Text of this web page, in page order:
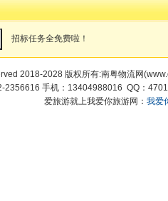
招标任务全免费啦！
2018-2028 版权所有:南粤物流网
2356616 手机：13404988016 QQ：
爱旅游就上我爱你旅游网： 我爱